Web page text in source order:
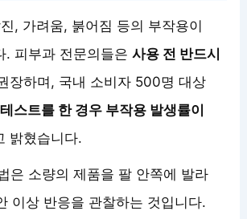
, 가려움, 붉어짐 등의 부작용이
. 피부과 전문의들은사용 전 반드시
장하며, 국내 소비자 500명 대상
스트를 한 경우 부작용 발생률이
밝혔습니다.
은 소량의 제품을 팔 안쪽에 발라
이상 반응을 관찰하는 것입니다.